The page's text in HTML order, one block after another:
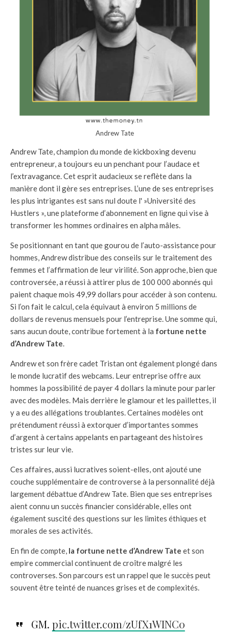
Andrew Tate
Andrew Tate, champion du monde de kickboxing devenu
entrepreneur, a toujours eu un penchant pour l’audace et
l’extravagance. Cet esprit audacieux se reflète dans la
manière dont il gère ses entreprises. L’une de ses entreprises
les plus intrigantes est sans nul doute l' »Université des
Hustlers », une plateforme d’abonnement en ligne qui vise à
transformer les hommes ordinaires en alpha mâles.
Se positionnant en tant que gourou de l’auto-assistance pour
hommes, Andrew distribue des conseils sur le traitement des
femmes et l’affirmation de leur virilité. Son approche, bien que
controversée, a réussi à attirer plus de 100 000 abonnés qui
paient chaque mois 49,99 dollars pour accéder à son contenu.
Si l’on fait le calcul, cela équivaut à environ 5 millions de
dollars de revenus mensuels pour l’entreprise. Une somme qui,
sans aucun doute, contribue fortement à la fortune nette
d’Andrew Tate.
Andrew et son frère cadet Tristan ont également plongé dans
le monde lucratif des webcams. Leur entreprise offre aux
hommes la possibilité de payer 4 dollars la minute pour parler
avec des modèles. Mais derrière le glamour et les paillettes, il
y a eu des allégations troublantes. Certaines modèles ont
prétendument réussi à extorquer d’importantes sommes
d’argent à certains appelants en partageant des histoires
tristes sur leur vie.
Ces affaires, aussi lucratives soient-elles, ont ajouté une
couche supplémentaire de controverse à la personnalité déjà
largement débattue d’Andrew Tate. Bien que ses entreprises
aient connu un succès financier considérable, elles ont
également suscité des questions sur les limites éthiques et
morales de ses activités.
En fin de compte, la fortune nette d’Andrew Tate et son
empire commercial continuent de croître malgré les
controverses. Son parcours est un rappel que le succès peut
souvent être teinté de nuances grises et de complexités.
GM. pic.twitter.com/zUfX1WINC0